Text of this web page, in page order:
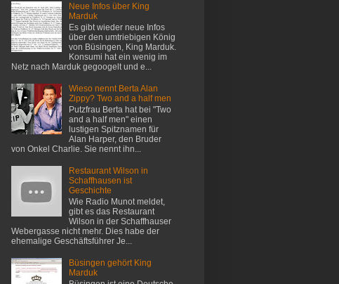
Neue Infos über King
Marduk
Es gibt wieder neue Infos
über den umtriebigen König
von Büsingen, King Marduk.
Konsumi hat ein wenig im
Netz nach Marduk gegoogelt und e...
Wieso nennt Berta Alan
Zippy? Two and a half men
Putzfrau Berta hat bei "Two
and a half men" einen
lustigen Spitznamen für
Alan Harper, den Bruder
von Onkel Charlie. Sie nennt ihn...
Restaurant Wilson in
Schaffhausen ist
Geschichte
Wie Radio Munot meldet,
gibt es das Restaurant
Wilson in der Schaffhauser
Webergasse nicht mehr. Dies habe der
ehemalige Geschäftsführer Je...
Büsingen gehört King
Marduk